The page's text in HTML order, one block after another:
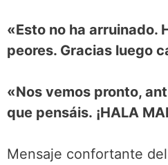
«Esto no ha arruinado.
peores. Gracias luego
«Nos vemos pronto,
que pensáis. ¡HALA
Mensaje confortante